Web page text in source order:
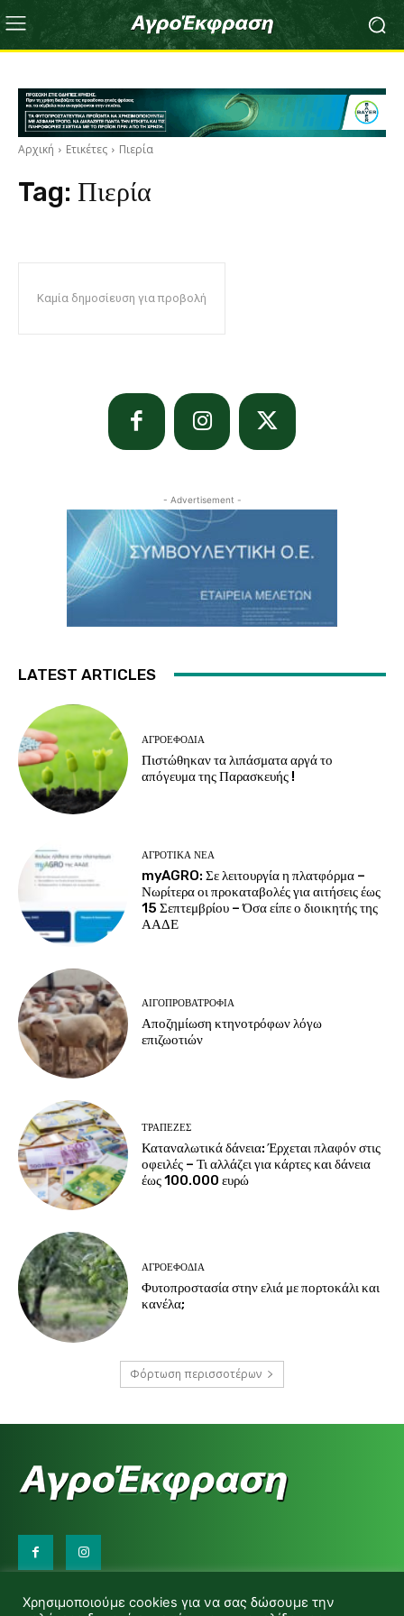
Αρχική Ετικέτες Πιερία
Tag: Πιερία
Καμία δημοσίευση για προβολή
- Advertisement -
LATEST ARTICLES
ΑΓΡΟΕΦΌΔΙΑ
Πιστώθηκαν τα λιπάσματα αργά το
απόγευμα της Παρασκευής !
ΑΓΡΟΤΙΚΆ ΝΈΑ
myAGRO: Σε λειτουργία η πλατφόρμα –
Νωρίτερα οι προκαταβολές για αιτήσεις έως
15 Σεπτεμβρίου – Όσα είπε ο διοικητής της
ΑΑΔΕ
ΑΙΓΟΠΡΟΒΑΤΡΟΦΊΑ
Αποζημίωση κτηνοτρόφων λόγω
επιζωοτιών
ΤΡΆΠΕΖΕΣ
Καταναλωτικά δάνεια: Έρχεται πλαφόν στις
οφειλές – Τι αλλάζει για κάρτες και δάνεια
έως 100.000 ευρώ
ΑΓΡΟΕΦΌΔΙΑ
Φυτοπροστασία στην ελιά με πορτοκάλι και
κανέλα;
Φόρτωση περισσοτέρων
d.makas@yahoo.gr
Χρησιμοποιούμε cookies για να σας δώσουμε την